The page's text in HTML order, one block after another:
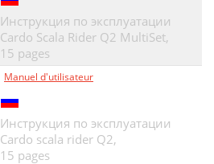
Инструкция по эксплуатации
Cardo Scala Rider Q2 MultiSet,
15 pages
Manuel d'utilisateur
Инструкция по эксплуатации
Cardo scala rider Q2,
15 pages